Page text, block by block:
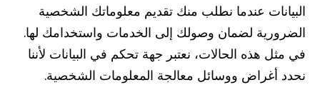
البيانات عندما نطلب منك تقديم معلوماتك الشخصية
الضرورية لضمان وصولك إلى الخدمات واستخدامك لها.
في مثل هذه الحالات، نعتبر جهة تحكم في البيانات لأننا
نحدد أغراض ووسائل معالجة المعلومات الشخصية.